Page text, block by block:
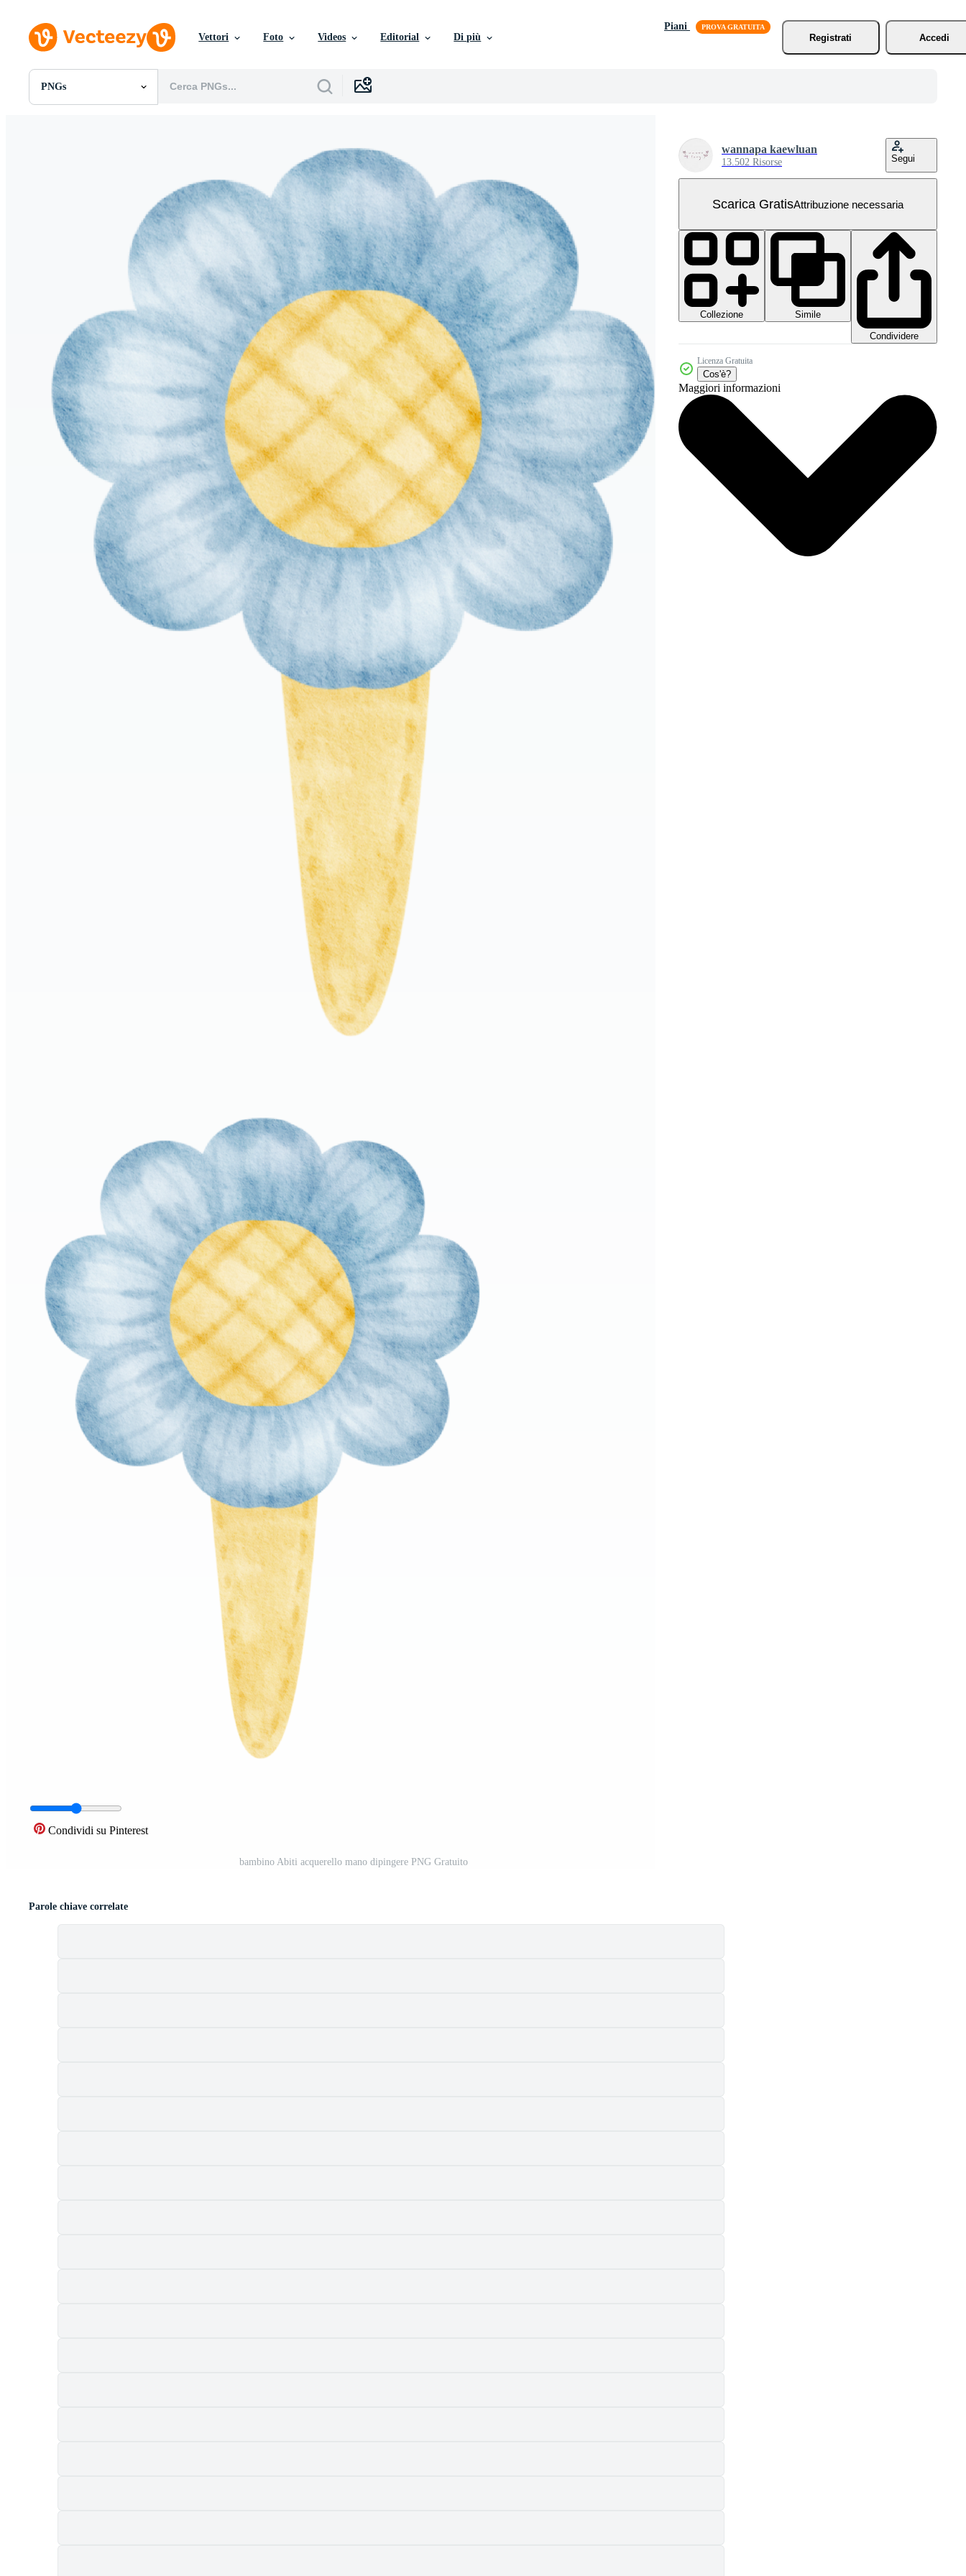
Vettori Foto Videos Editorial Di più
Piani
Registrati
Accedi
PNGs
Tutte Immagini
Immagini Editoriali
Eventi Editoriali
Condividi su Pinterest
bambino Abiti acquerello mano dipingere PNG Gratuito
wannapa kaewluan
13.502 Risorse Segui
Scarica GratisAttribuzione necessaria
Collezione
Simile
Condividere
Licenza Gratuita
Cos'è?
Maggiori informazioni
Parole chiave correlate